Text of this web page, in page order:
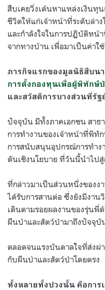
สืบเคยวิ่งเต้นหาแหล่งเงินทุ
ชีวิตให้แก่เจ้าหน้าที่ระดับล่า
และกำลังใจในการปฏิบัติหน้
จากทางบ้าน เพื่อมาเป็นค่าใ
ภารกิจแรกของมูลนิธิสืบนา
การตั้งกองทุนเพื่อผู้พิทักษ์
และสวัสดิการบางส่วนที่รัฐ
ปัจจุบัน มีทั้งภาคเอกชน สา
การทำงานของเจ้าหน้าที่พิทั
การสนับสนุนอุปกรณ์การทำง
ดันเชิงนโยบาย ที่วันนี้นำไปสู่
ที่กล่าวมาเป็นส่วนหนึ่งของง
ได้รับการสานต่อ ซึ่งยังมีงาน
เดินตามรอยผลงานของรุ่นพี่
ผืนป่าและสัตว์ป่ามาถึงปัจจุบั
ตลอดจนแรงบันดาลใจที่ส่งผ่
กับผืนป่าและสัตว์ป่าโดยตรง
ทั้งหลายทั้งปวงนั้น คือการ